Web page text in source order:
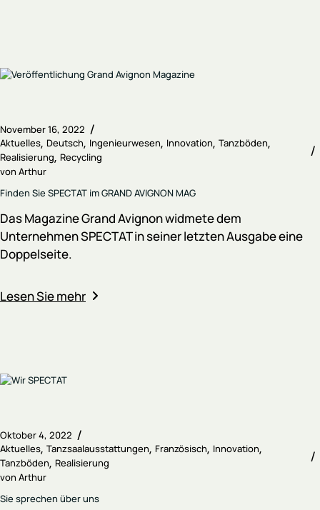
November 16, 2022
Aktuelles Deutsch Ingenieurwesen Innovation Tanzböden
Realisierung Recycling
von Arthur
Finden Sie SPECTAT im GRAND AVIGNON MAG
Das Magazine Grand Avignon widmete dem
Unternehmen SPECTAT in seiner letzten Ausgabe eine
Doppelseite.
Lesen Sie mehr
Oktober 4, 2022
Aktuelles Tanzsaalausstattungen Französisch Innovation
Tanzböden Realisierung
von Arthur
Sie sprechen über uns